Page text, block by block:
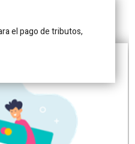
el pago de tributos,